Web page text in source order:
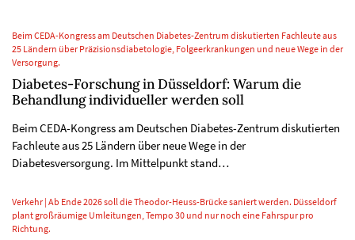
Beim CEDA-Kongress am Deutschen Diabetes-Zentrum diskutierten Fachleute aus
25 Ländern über Präzisionsdiabetologie, Folgeerkrankungen und neue Wege in der
Versorgung.
Diabetes-Forschung in Düsseldorf: Warum die
Behandlung individueller werden soll
Beim CEDA-Kongress am Deutschen Diabetes-Zentrum diskutierten
Fachleute aus 25 Ländern über neue Wege in der
Diabetesversorgung. Im Mittelpunkt stand…
Verkehr | Ab Ende 2026 soll die Theodor-Heuss-Brücke saniert werden. Düsseldorf
plant großräumige Umleitungen, Tempo 30 und nur noch eine Fahrspur pro
Richtung.